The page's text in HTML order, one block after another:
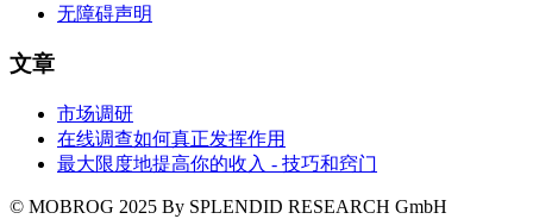
无障碍声明
文章
市场调研
在线调查如何真正发挥作用
最大限度地提高你的收入 - 技巧和窍门
© MOBROG 2025 By SPLENDID RESEARCH GmbH